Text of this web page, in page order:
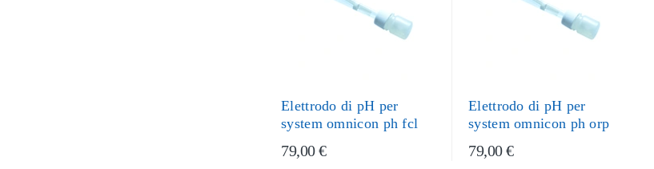
Elettrodo di pH per
system omnicon ph fcl
79,00 €
Elettrodo di pH per
system omnicon ph orp
79,00 €